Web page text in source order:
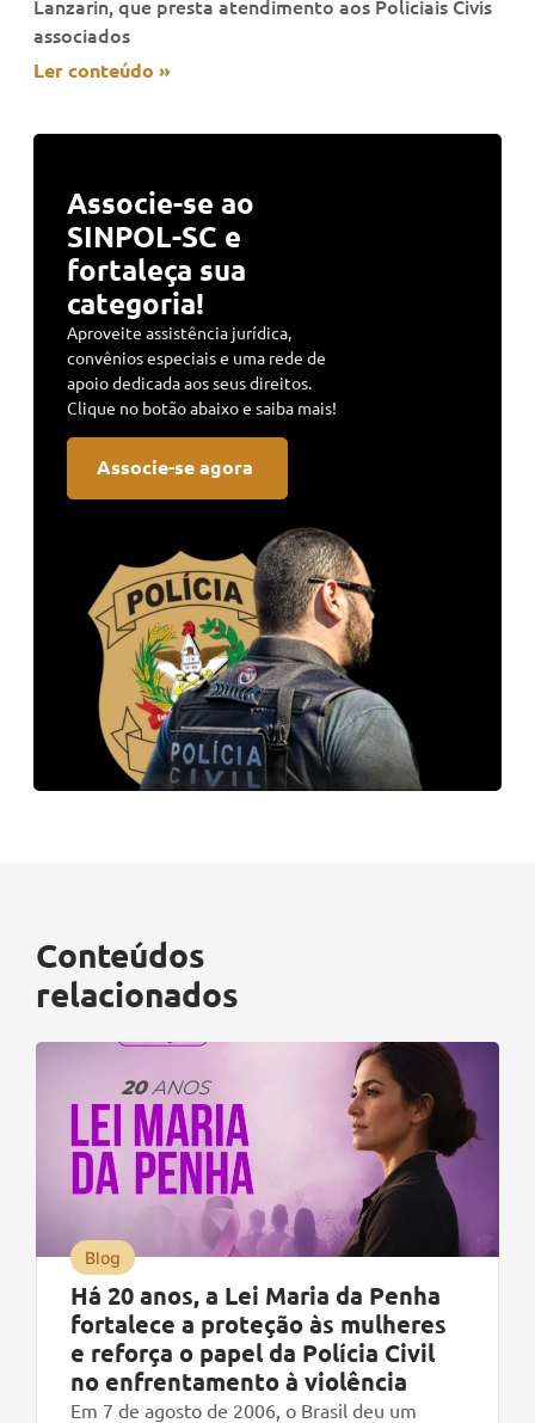
Lanzarin, que presta atendimento aos Policiais Civis
associados
Ler conteúdo »
Associe-se ao
SINPOL-SC e
fortaleça sua
categoria!
Aproveite assistência jurídica,
convênios especiais e uma rede de
apoio dedicada aos seus direitos.
Clique no botão abaixo e saiba mais!
Associe-se agora
Conteúdos
relacionados
Blog
Há 20 anos, a Lei Maria da Penha
fortalece a proteção às mulheres
e reforça o papel da Polícia Civil
no enfrentamento à violência
Em 7 de agosto de 2006, o Brasil deu um